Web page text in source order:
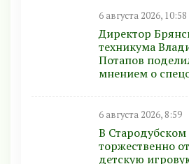
6 августа 2026, 10:58
Директор
техникума
Потапов
мнением о
6 августа 2026, 8:59
В Стародубском
торжественно
детскую